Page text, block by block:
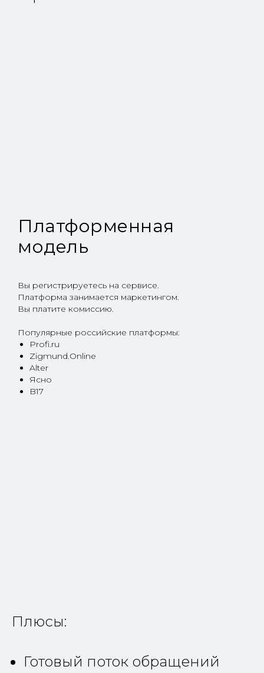
Платформенная
модель
Вы регистрируетесь на сервисе.
Платформа занимается маркетингом.
Вы платите комиссию.
Популярные российские платформы:
Profi.ru
Zigmund.Online
Alter
Ясно
B17
Плюсы:
Готовый поток обращений